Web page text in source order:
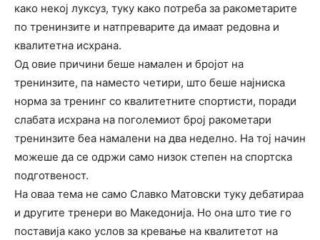
како некој луксуз, туку како потреба за ракометарите
по тренинзите и натпреварите да имаат редовна и
квалитетна исхрана.
Од овие причини беше намален и бројот на
тренинзите, па наместо четири, што беше најниска
норма за тренинг со квалитетните спортисти, поради
слабата исхрана на поголемиот број ракометари
тренинзите беа намалени на два неделно. На тој начин
можеше да се одржи само низок степен на спортска
подготвеност.
На оваа тема не само Славко Матовски туку дебатираа
и другите тренери во Македонија. Но она што тие го
поставија како услов за кревање на квалитетот на